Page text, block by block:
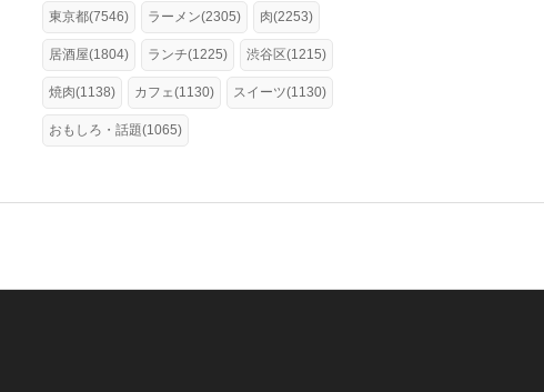
東京都(7546) ラーメン(2305) 肉(2253)
居酒屋(1804) ランチ(1225) 渋谷区(1215)
焼肉(1138) カフェ(1130) スイーツ(1130)
おもしろ・話題(1065)